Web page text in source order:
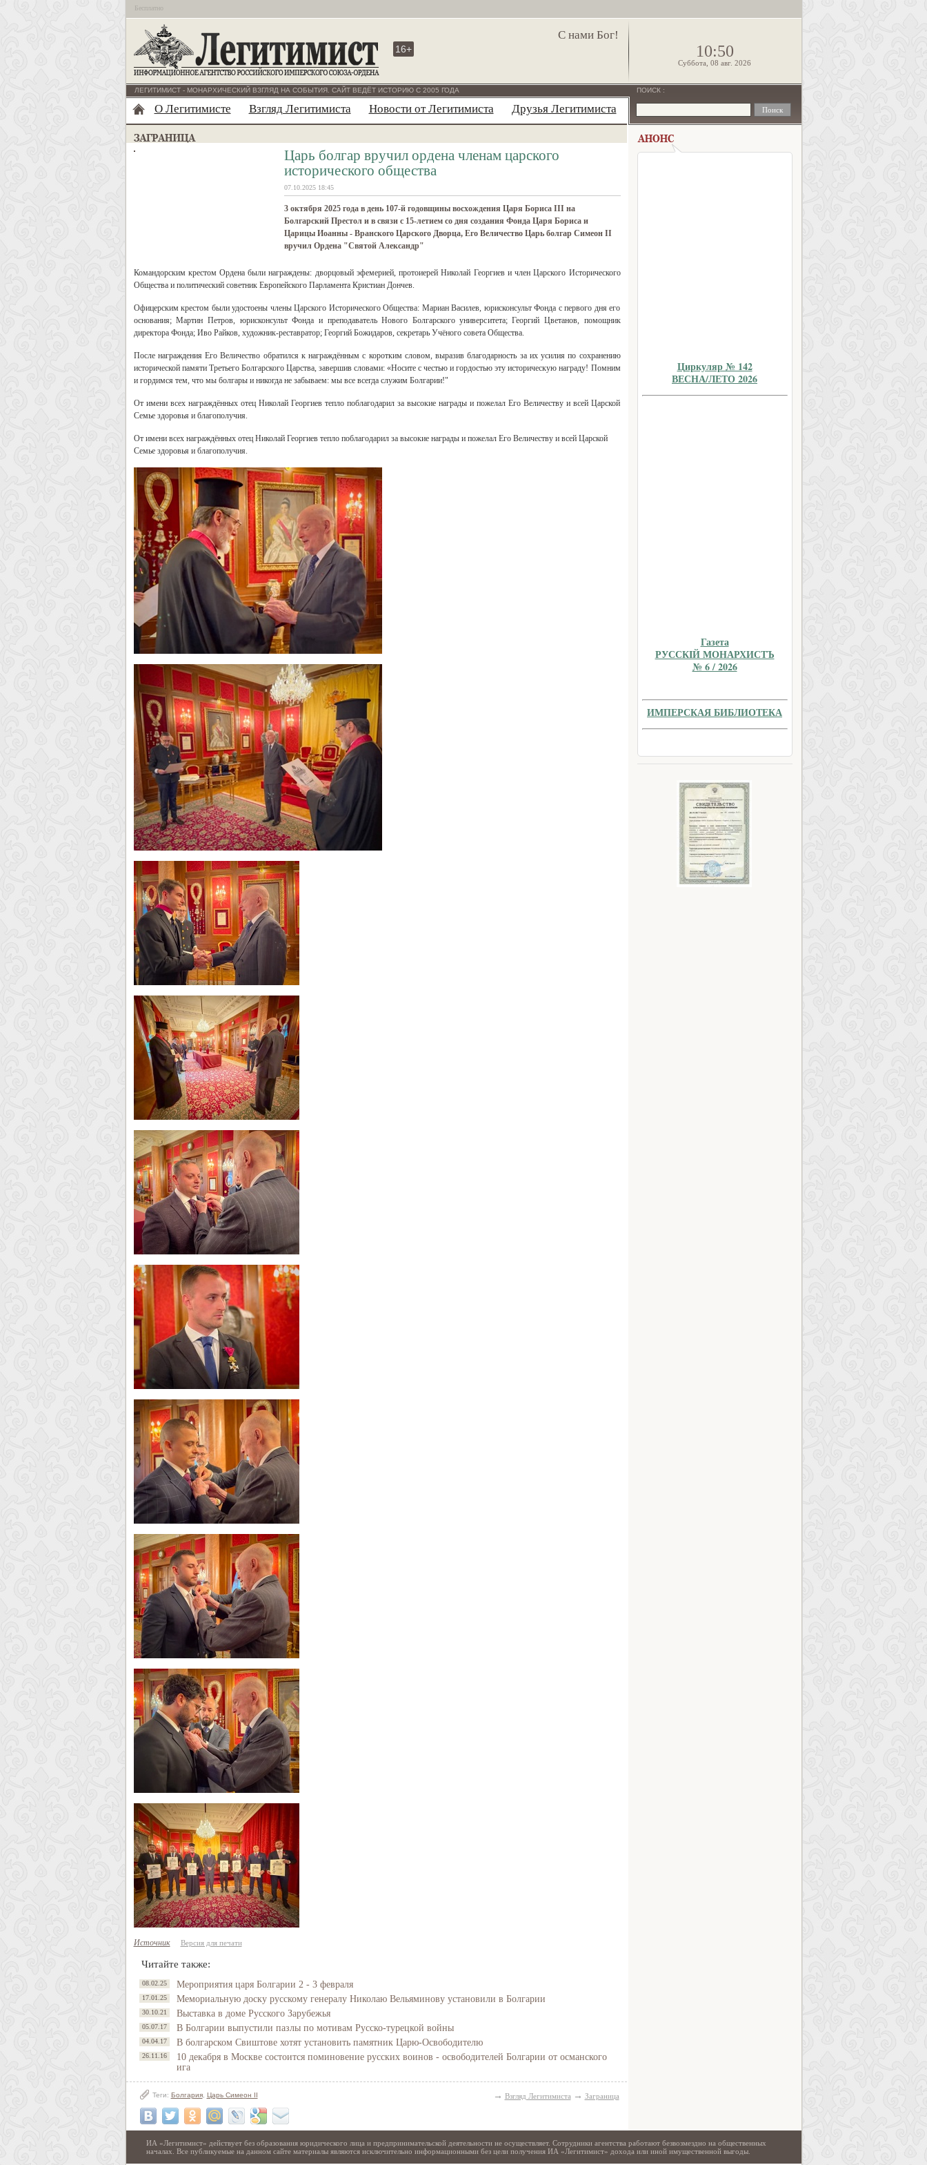
Бесплатно
С нами Бог!
16+ 10:50
Суббота, 08 авг. 2026
ЛЕГИТИМИСТ - МОНАРХИЧЕСКИЙ ВЗГЛЯД НА СОБЫТИЯ. САЙТ ВЕДЁТ ИСТОРИЮ С 2005 ГОДА
О Легитимисте Взгляд Легитимиста Новости от Легитимиста Друзья Легитимиста
Царь болгар вручил ордена членам царского
исторического общества
07.10.2025 18:45
3 октября 2025 года в день 107-й годовщины восхождения Царя Бориса III на
Болгарский Престол и в связи с 15-летием со дня создания Фонда Царя Бориса и
Царицы Иоанны - Вранского Царского Дворца, Его Величество Царь болгар Симеон II
вручил Ордена "Святой Александр"
Командорским крестом Ордена были награждены: дворцовый эфемерией, протоиерей Николай Георгиев и член Царского Исторического
Общества и политический советник Европейского Парламента Кристиан Дончев.
Офицерским крестом были удостоены члены Царского Исторического Общества: Мариан Василев, юрисконсульт Фонда с первого дня его
основания; Мартин Петров, юрисконсульт Фонда и преподаватель Нового Болгарского университета; Георгий Цветанов, помощник
директора Фонда; Иво Райков, художник-реставратор; Георгий Божидаров, секретарь Учёного совета Общества.
После награждения Его Величество обратился к награждённым с коротким словом, выразив благодарность за их усилия по сохранению
исторической памяти Третьего Болгарского Царства, завершив словами: «Носите с честью и гордостью эту историческую награду! Помним
и гордимся тем, что мы болгары и никогда не забываем: мы все всегда служим Болгарии!"
От имени всех награждённых отец Николай Георгиев тепло поблагодарил за высокие награды и пожелал Его Величеству и всей Царской
Семье здоровья и благополучия.
От имени всех награждённых отец Николай Георгиев тепло поблагодарил за высокие награды и пожелал Его Величеству и всей Царской
Семье здоровья и благополучия.
Источник Версия для печати
Читайте также:
08.02.25 Мероприятия царя Болгарии 2 - 3 февраля
17.01.25 Мемориальную доску русскому генералу Николаю Вельяминову установили в Болгарии
30.10.21 Выставка в доме Русского Зарубежья
05.07.17 В Болгарии выпустили пазлы по мотивам Русско-турецкой войны
04.04.17 В болгарском Свиштове хотят установить памятник Царю-Освободителю
26.11.16
10 декабря в Москве состоится поминовение русских воинов - освободителей Болгарии от османского
ига
Теги: Болгария, Царь Симеон II → Взгляд Легитимиста → Заграница
ПОИСК :
Циркуляр № 142
ВЕСНА/ЛЕТО 2026
Газета
РУССКIЙ МОНАРХИСТЪ
№ 6 / 2026
ИМПЕРСКАЯ БИБЛИОТЕКА
Свидетельство
ИА «Легитимист» действует без образования юридического лица и предпринимательской деятельности не осуществляет. Сотрудники агентства работают безвозмездно на общественных
началах. Все публикуемые на данном сайте материалы являются исключительно информационными без цели получения ИА «Легитимист» дохода или иной имущественной выгоды.